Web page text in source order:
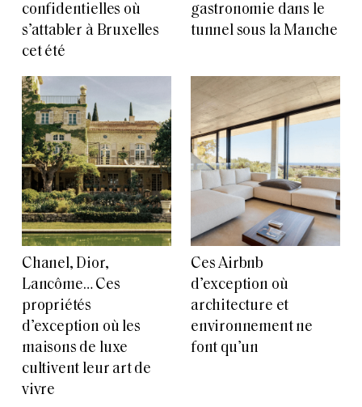
confidentielles où
s’attabler à Bruxelles
cet été
gastronomie dans le
tunnel sous la Manche
Chanel, Dior,
Lancôme… Ces
propriétés
d’exception où les
maisons de luxe
cultivent leur art de
vivre
Ces Airbnb
d’exception où
architecture et
environnement ne
font qu’un